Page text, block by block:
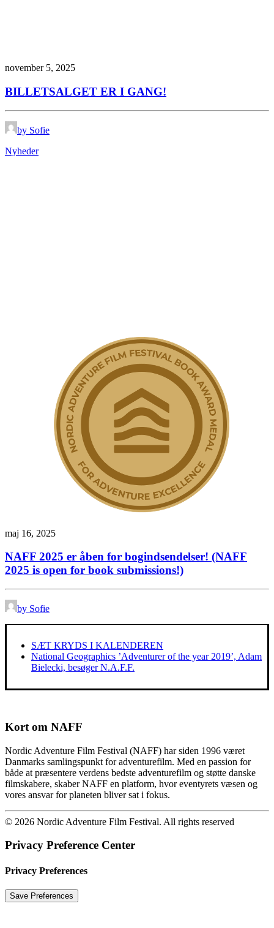
november 5, 2025
BILLETSALGET ER I GANG!
by Sofie
Nyheder
maj 16, 2025
NAFF 2025 er åben for bogindsendelser! (NAFF
2025 is open for book submissions!)
by Sofie
SÆT KRYDS I KALENDEREN
National Geographics ’Adventurer of the year 2019’, Adam
Bielecki, besøger N.A.F.F.
Kort om NAFF
Nordic Adventure Film Festival (NAFF) har siden 1996 været
Danmarks samlingspunkt for adventurefilm. Med en passion for
både at præsentere verdens bedste adventurefilm og støtte danske
filmskabere, skaber NAFF en platform, hvor eventyrets væsen og
vores ansvar for planeten bliver sat i fokus.
© 2026 Nordic Adventure Film Festival. All rights reserved
Privacy Preference Center
Privacy Preferences